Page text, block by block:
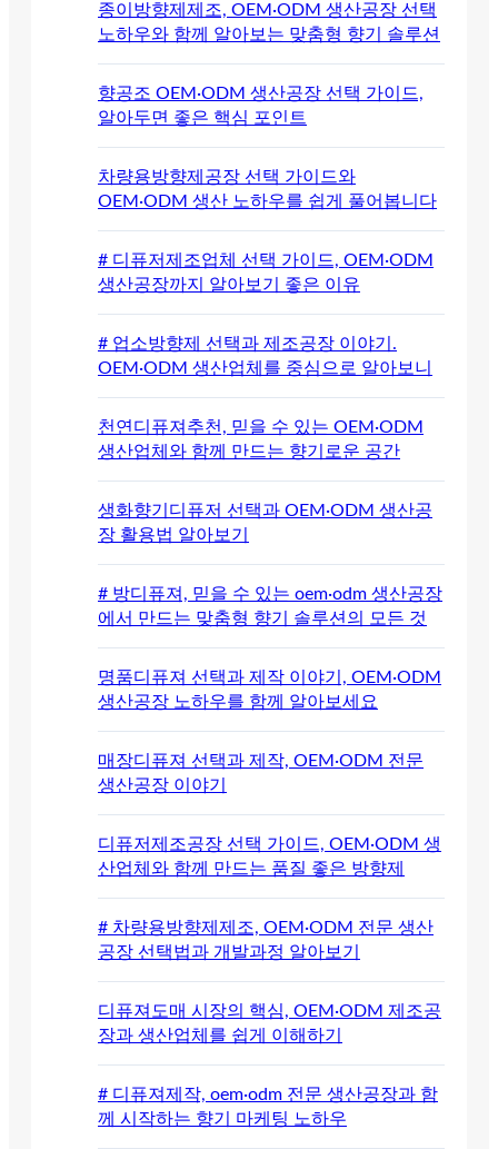
종이방향제제조, OEM·ODM 생산공장 선택
노하우와 함께 알아보는 맞춤형 향기 솔루션
향공조 OEM·ODM 생산공장 선택 가이드,
알아두면 좋은 핵심 포인트
차량용방향제공장 선택 가이드와
OEM·ODM 생산 노하우를 쉽게 풀어봅니다
# 디퓨저제조업체 선택 가이드, OEM·ODM
생산공장까지 알아보기 좋은 이유
# 업소방향제 선택과 제조공장 이야기.
OEM·ODM 생산업체를 중심으로 알아보니
천연디퓨져추천, 믿을 수 있는 OEM·ODM
생산업체와 함께 만드는 향기로운 공간
생화향기디퓨저 선택과 OEM·ODM 생산공
장 활용법 알아보기
# 방디퓨져, 믿을 수 있는 oem·odm 생산공장
에서 만드는 맞춤형 향기 솔루션의 모든 것
명품디퓨져 선택과 제작 이야기, OEM·ODM
생산공장 노하우를 함께 알아보세요
매장디퓨져 선택과 제작, OEM·ODM 전문
생산공장 이야기
디퓨저제조공장 선택 가이드, OEM·ODM 생
산업체와 함께 만드는 품질 좋은 방향제
# 차량용방향제제조, OEM·ODM 전문 생산
공장 선택법과 개발과정 알아보기
디퓨져도매 시장의 핵심, OEM·ODM 제조공
장과 생산업체를 쉽게 이해하기
# 디퓨져제작, oem·odm 전문 생산공장과 함
께 시작하는 향기 마케팅 노하우